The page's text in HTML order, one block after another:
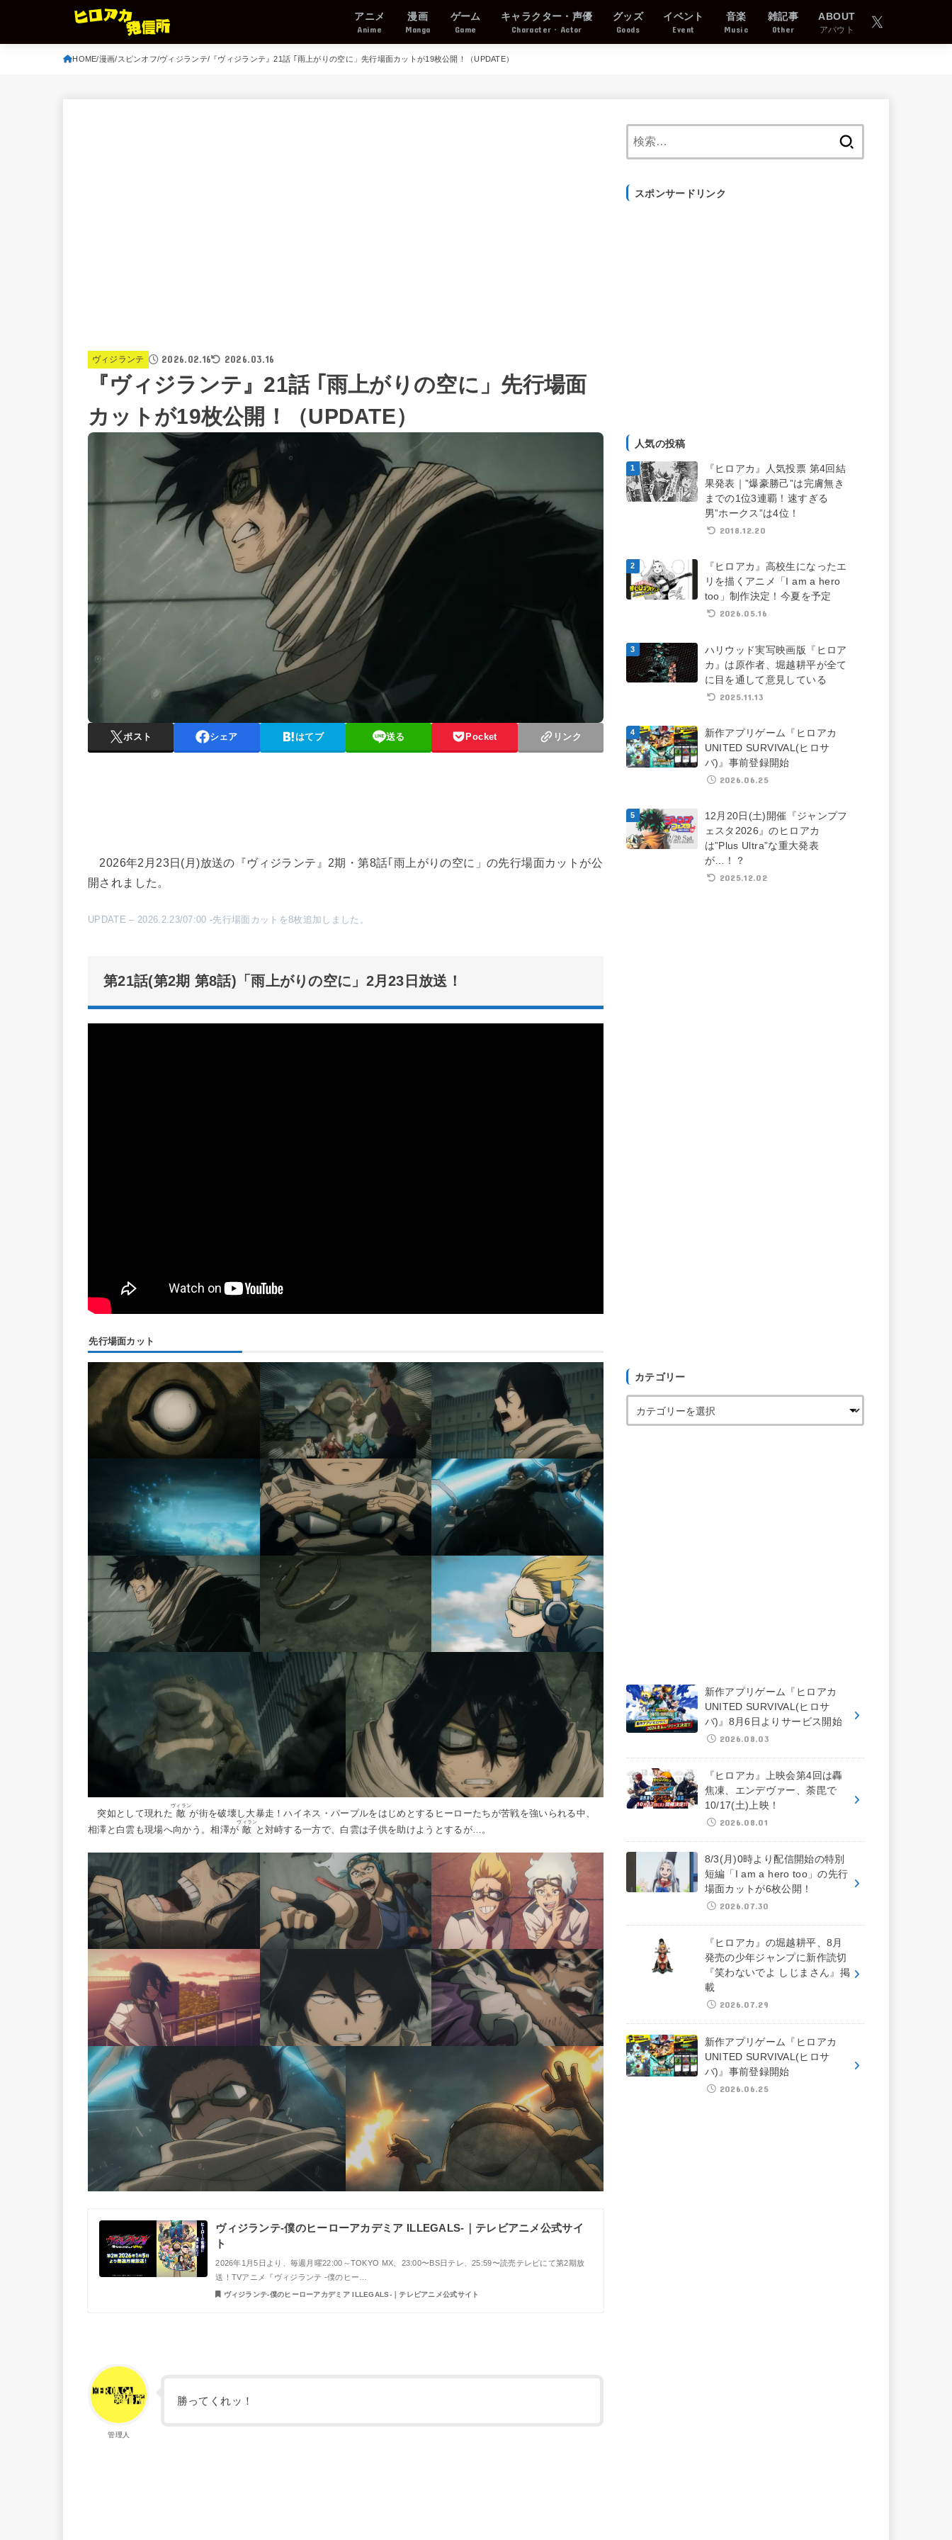
アニメ
Anime
漫画
Manga
ゲーム
Game
キャラクター・声優
Character・Actor
グッズ
Goods
イベント
Event
音楽
Music
雑記事
Other
ABOUT
アバウト
HOME 漫画 スピンオフ ヴィジランテ 『ヴィジランテ』21話 ｢雨上がりの空に」先行場面カットが19枚公開！（UPDATE）
ヴィジランテ 2026.02.16 2026.03.16
『ヴィジランテ』21話 ｢雨上がりの空に」先行場面
カットが19枚公開！（UPDATE）
ポスト シェア はてブ 送る Pocket リンク
2026年2月23日(月)放送の『ヴィジランテ』2期・第8話｢雨上がりの空に」の先行場面カットが公
開されました。
UPDATE – 2026.2.23/07:00 -先行場面カットを8枚追加しました。
第21話(第2期 第8話)「雨上がりの空に」2月23日放送！
先行場面カット
突如として現れた 敵
ヴィラン
が街を破壊し大暴走！ハイネス・パープルをはじめとするヒーローたちが苦戦を強いられる中、
相澤と白雲も現場へ向かう。相澤が 敵
ヴィラン
と対峙する一方で、白雲は子供を助けようとするが…。
ヴィジランテ-僕のヒーローアカデミア ILLEGALS-｜テレビアニメ公式サイ
ト
2026年1月5日より、毎週月曜22:00～TOKYO MX、23:00〜BS日テレ、25:59〜読売テレビにて第2期放
送！TVアニメ『ヴィジランテ -僕のヒー…
ヴィジランテ-僕のヒーローアカデミア ILLEGALS-｜テレビアニメ公式サイト
管理人
勝ってくれッ！
スポンサードリンク
人気の投稿
『ヒロアカ』人気投票 第4回結
果発表｜”爆豪勝己”は完膚無き
までの1位3連覇！速すぎる
男”ホークス”は4位！
2018.12.20
『ヒロアカ』高校生になったエ
リを描くアニメ「I am a hero
too」制作決定！今夏を予定
2026.05.16
ハリウッド実写映画版『ヒロア
カ』は原作者、堀越耕平が全て
に目を通して意見している
2025.11.13
新作アプリゲーム『ヒロアカ
UNITED SURVIVAL(ヒロサ
バ)』事前登録開始
2026.06.25
12月20日(土)開催『ジャンプフ
ェスタ2026』のヒロアカ
は”Plus Ultra”な重大発表
が…！？
2025.12.02
カテゴリー
新作アプリゲーム『ヒロアカ
UNITED SURVIVAL(ヒロサ
バ)』8月6日よりサービス開始
2026.08.03
『ヒロアカ』上映会第4回は轟
焦凍、エンデヴァー、荼毘で
10/17(土)上映！
2026.08.01
8/3(月)0時より配信開始の特別
短編「I am a hero too」の先行
場面カットが6枚公開！
2026.07.30
『ヒロアカ』の堀越耕平、8月
発売の少年ジャンプに新作読切
『笑わないでよ しじまさん』掲
載
2026.07.29
新作アプリゲーム『ヒロアカ
UNITED SURVIVAL(ヒロサ
バ)』事前登録開始
2026.06.25